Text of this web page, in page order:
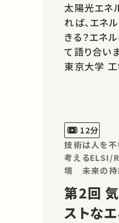
太陽光エネ
れば、エネ
きる？エネ
て語り合います。 著作権処理・
東京大学
12分
技術は人を不
考えるELSI/
境 未来の持
第2回 気候変動を止めるベ
ストな